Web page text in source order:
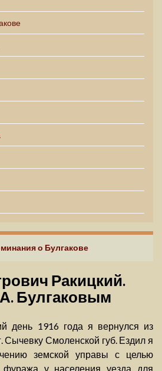
о Булгакове
Ракицкий.
Булгаковым
день 1916 года я вернулся из
Сычевку Смоленской губ. Ездил я
земской управы с целью
фуража у населения уезда для